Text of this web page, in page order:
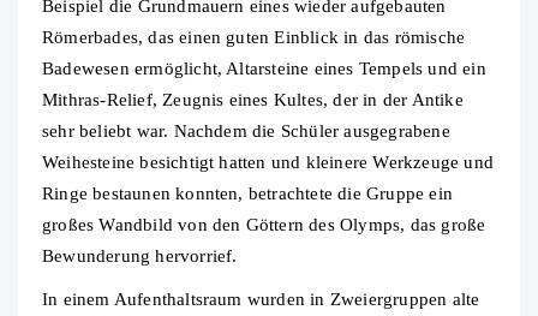
Beispiel die Grundmauern eines wieder aufgebauten
Römerbades, das einen guten Einblick in das römische
Badewesen ermöglicht, Altarsteine eines Tempels und ein
Mithras-Relief, Zeugnis eines Kultes, der in der Antike
sehr beliebt war. Nachdem die Schüler ausgegrabene
Weihesteine besichtigt hatten und kleinere Werkzeuge und
Ringe bestaunen konnten, betrachtete die Gruppe ein
großes Wandbild von den Göttern des Olymps, das große
Bewunderung hervorrief.
In einem Aufenthaltsraum wurden in Zweiergruppen alte